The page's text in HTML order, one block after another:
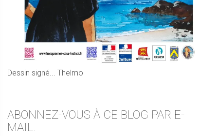
Dessin signé... Thelmo
ABONNEZ-VOUS À CE BLOG PAR E-
MAIL.